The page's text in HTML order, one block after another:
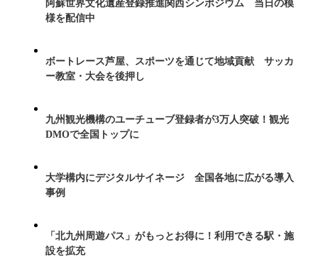
阿蘇世界文化遺産登録推進関西シンポジウム 当日の模
様を配信中
ボートレース芦屋、スポーツを通じて地域貢献 サッカ
ー教室・大会を後押し
九州観光機構のユーチューブ登録者が3万人突破！観光
DMOで全国トップに
大学構内にデジタルサイネージ 全国各地に広がる導入
事例
「北九州周遊パス」がもっとお得に！利用できる駅・施
設を拡充